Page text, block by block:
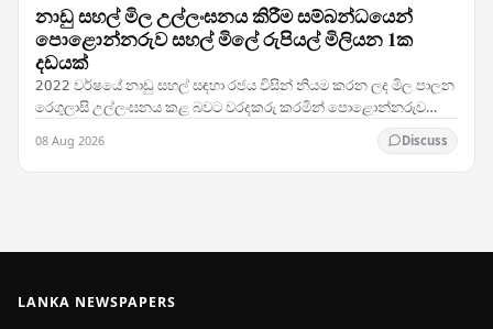
නාඩු සහල් මිල උල්ලංඝනය කිරීම සම්බන්ධයෙන්
පොළොන්නරුව සහල් මිලේ රුපියල් මිලියන 1ක
දඩයක්
2022 වර්ෂයේ නාඩු සහල් සඳහා රජය විසින් නියම කරන ලද මිල පාලන
රෙගුලාසි උල්ලංඝනය කළ බවට වරදකරු කරමින් පොළොන්නරුව
08 Aug 2026 Discuss
LANKA NEWSPAPERS